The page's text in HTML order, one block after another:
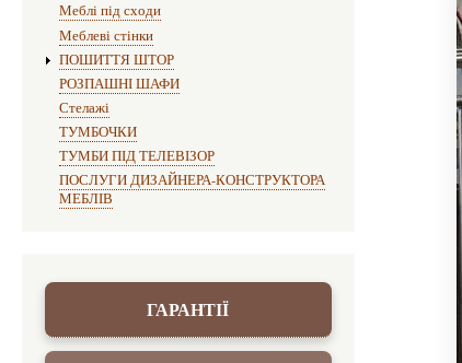
Меблі під сходи
Меблеві стінки
ПОШИТТЯ ШТОР
РОЗПАШНІ ШАФИ
Стелажі
ТУМБОЧКИ
ТУМБИ ПІД ТЕЛЕВІЗОР
ПОСЛУГИ ДИЗАЙНЕРА-КОНСТРУКТОРА
МЕБЛІВ
ГАРАНТІЇ